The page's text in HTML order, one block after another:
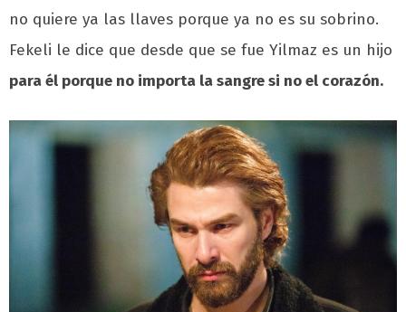
no quiere ya las llaves porque ya no es su sobrino.
Fekeli le dice que desde que se fue Yilmaz es un hijo
para él porque no importa la sangre si no el corazón.